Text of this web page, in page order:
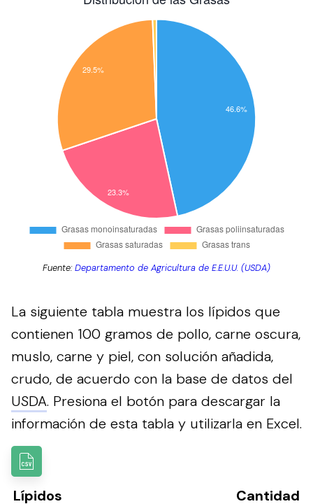
Fuente:Departamento de Agricultura de E.E.U.U. (USDA)
La siguiente tabla muestra los lípidos que
contienen 100 gramos de pollo, carne oscura,
muslo, carne y piel, con solución añadida,
crudo, de acuerdo con la base de datos del
USDA. Presiona el botón para descargar la
información de esta tabla y utilizarla en Excel.
Lípidos
Cantidad